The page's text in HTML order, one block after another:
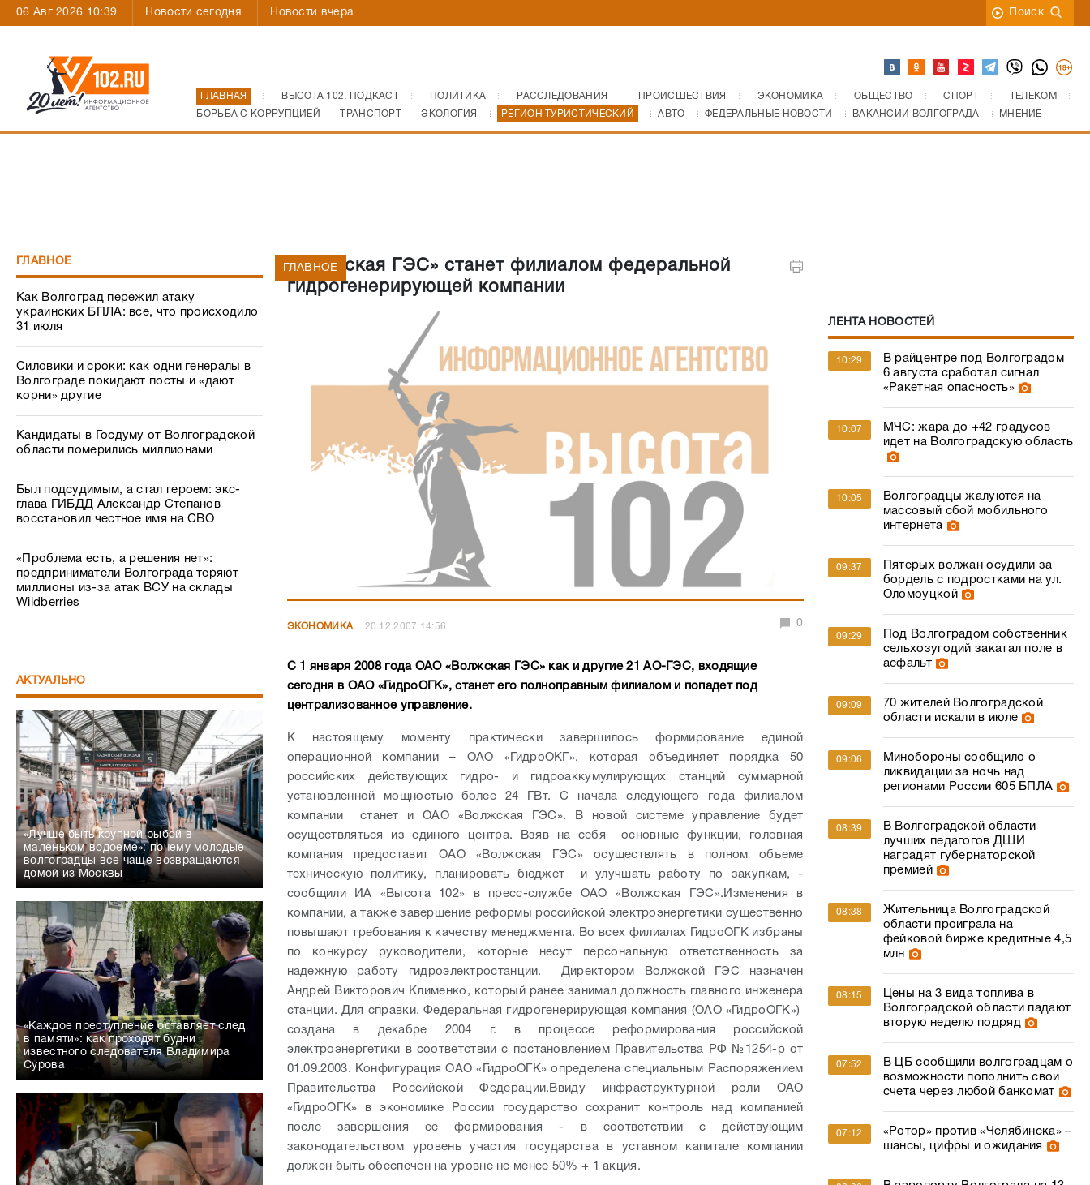
06 Авг 2026 10:39 Новости сегодня Новости вчера Поиск
ГЛАВНАЯ ВЫСОТА 102. ПОДКАСТ ПОЛИТИКА РАССЛЕДОВАНИЯ ПРОИСШЕСТВИЯ ЭКОНОМИКА ОБЩЕСТВО СПОРТ
ТЕЛЕКОМ
БОРЬБА С КОРРУПЦИЕЙ
ТРАНСПОРТ ЭКОЛОГИЯ РЕГИОН ТУРИСТИЧЕСКИЙ АВТО ФЕДЕРАЛЬНЫЕ НОВОСТИ ВАКАНСИИ ВОЛГОГРАДА МНЕНИЕ
Силовики и сроки: как одни генералы в
Волгограде покидают посты и «дают
корни» другие
Кандидаты в Госдуму от Волгоградской
области померились миллионами
Был подсудимым, а стал героем: экс-
глава ГИБДД Александр Степанов
восстановил честное имя на СВО
«Проблема есть, а решения нет»:
предприниматели Волгограда теряют
миллионы из-за атак ВСУ на склады
Wildberries
АКТУАЛЬНО
«Лучше быть крупной рыбой в
маленьком водоеме»: почему молодые
волгоградцы все чаще возвращаются
домой из Москвы
«Каждое преступление оставляет след
в памяти»: как проходят будни
известного следователя Владимира
Сурова
«Когда он меня убивал, было не
больно»: бывший муж напал с отверткой
на владелицу салона красоты в
Волгограде
20.12.2007 14:56
С 1 января 2008 года ОАО «Волжская ГЭС» как и другие 21 АО-ГЭС, входящие
сегодня в ОАО «ГидроОГК», станет его полноправным филиалом и попадет под
централизованное управление.
К настоящему моменту практически завершилось формирование единой
российских действующих гидро- и гидроаккумулирующих станций суммарной
установленной мощностью более 24 ГВт. С начала следующего года филиалом
компании станет и ОАО «Волжская ГЭС».
осуществляться из единого центра. Взяв на себя основные функции, головная
компания предоставит ОАО «Волжская ГЭС» осуществлять в полном объеме
техническую политику, планировать бюджет и улучшать работу по закупкам, -
сообщили ИА «Высота 102» в пресс-службе ОАО «Волжская ГЭС».
Изменения в
компании, а также завершение реформы российской электроэнергетики существенно
повышают требования к качеству менеджмента. Во всех филиалах ГидроОГК избраны
по конкурсу руководители, которые несут персональную ответственность за
надежную работу гидроэлектростанции. Директором Волжской ГЭС назначен
Андрей Викторович Клименко, который ранее занимал должность главного инженера
Федеральная гидрогенерирующая компания (ОАО «ГидроОГК»)
создана в декабре 2004 г. в процессе реформирования российской
01.09.2003. Конфигурация ОАО «ГидроОГК» определена специальным Распоряжением
Правительства Российской Федерации.
«ГидроОГК» в экономике России государство сохранит контроль над компанией
после завершения ее формирования - в соответствии с действующим
законодательством уровень участия государства в уставном капитале компании
должен быть обеспечен на уровне не менее 50% + 1 акция.
/ Комментарии
Есть новости? Пиши и звони в редакцию: +7 (937) 55-66-102
10:07
МЧС: жара до +42 градусов
идет на Волгоградскую область
Волгоградцы жалуются на
массовый сбой мобильного
интернета
Пятерых волжан осудили за
бордель с подростками на ул.
Оломоуцкой
Под Волгоградом собственник
сельхозугодий закатал поле в
асфальт
70 жителей Волгоградской
области искали в июле
Минобороны сообщило о
ликвидации за ночь над
регионами России 605 БПЛА
В Волгоградской области
лучших педагогов ДШИ
наградят губернаторской
премией
Жительница Волгоградской
области проиграла на
фейковой бирже кредитные 4,5
млн
Цены на 3 вида топлива в
Волгоградской области падают
вторую неделю подряд
В ЦБ сообщили волгоградцам о
возможности пополнить свои
счета через любой банкомат
«Ротор» против «Челябинска» –
шансы, цифры и ожидания
В аэропорту Волгограда на 13
часов задерживаются
сочинские авиарейсы
В СФР рассказали о правилах
расчёта размера больничного
для волгоградцев